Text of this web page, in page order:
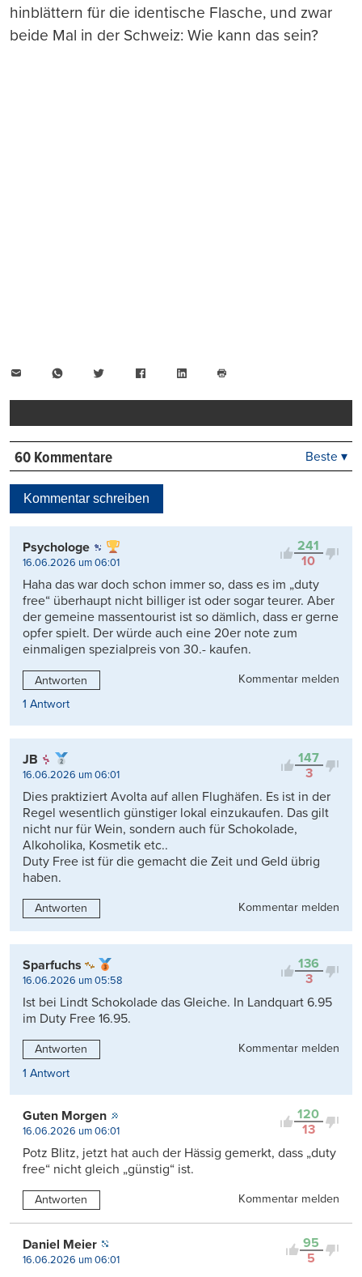
hinblättern für die identische Flasche, und zwar
beide Mal in der Schweiz: Wie kann das sein?
WhatsAppTwitter FacebookLinkedIn
drucken
60 Kommentare
Kontrovers
Beste ▾
Kommentar schreiben
241
10
Psychologe
16.06.2026 um 06:01
Haha das war doch schon immer so, dass es im „duty
free“ überhaupt nicht billiger ist oder sogar teurer. Aber
der gemeine massentourist ist so dämlich, dass er gerne
opfer spielt. Der würde auch eine 20er note zum
einmaligen spezialpreis von 30.- kaufen.
Antworten
Kommentar melden
1 Antwort
147
3
JB
16.06.2026 um 06:01
Dies praktiziert Avolta auf allen Flughäfen. Es ist in der
Regel wesentlich günstiger lokal einzukaufen. Das gilt
nicht nur für Wein, sondern auch für Schokolade,
Alkoholika, Kosmetik etc..
Duty Free ist für die gemacht die Zeit und Geld übrig
haben.
Antworten Kommentar melden
136
3
Sparfuchs
16.06.2026 um 05:58
Ist bei Lindt Schokolade das Gleiche. In Landquart 6.95
im Duty Free 16.95.
Antworten
Kommentar melden
1 Antwort
120
13
Guten Morgen
16.06.2026 um 06:01
Potz Blitz, jetzt hat auch der Hässig gemerkt, dass „duty
free“ nicht gleich „günstig“ ist.
Antworten Kommentar melden
95
5
Daniel Meier
16.06.2026 um 06:01